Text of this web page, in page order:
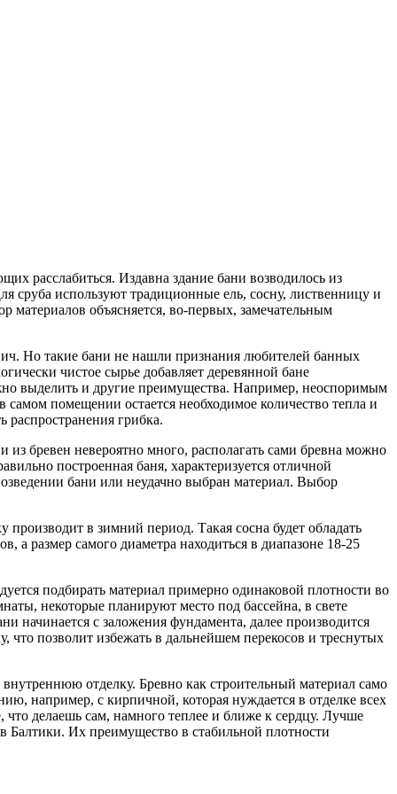
расслабиться. Издавна здание бани возводилось из
сруба используют традиционные ель, сосну, лиственницу и
материалов объясняется, во-первых, замечательным
Но такие бани не нашли признания любителей банных
чистое сырье добавляет деревянной бане
выделить и другие преимущества. Например, неоспоримым
помещении остается необходимое количество тепла и
грибка.
бревен невероятно много, располагать сами бревна можно
построенная баня, характеризуется отличной
бани или неудачно выбран материал. Выбор
производит в зимний период. Такая сосна будет обладать
а размер самого диаметра находиться в диапазоне 18-25
подбирать материал примерно одинаковой плотности во
некоторые планируют место под бассейна, в свете
начинается с заложения фундамента, далее производится
позволит избежать в дальнейшем перекосов и треснутых
отделку. Бревно как строительный материал само
например, с кирпичной, которая нуждается в отделке всех
делаешь сам, намного теплее и ближе к сердцу. Лучше
Балтики. Их преимущество в стабильной плотности